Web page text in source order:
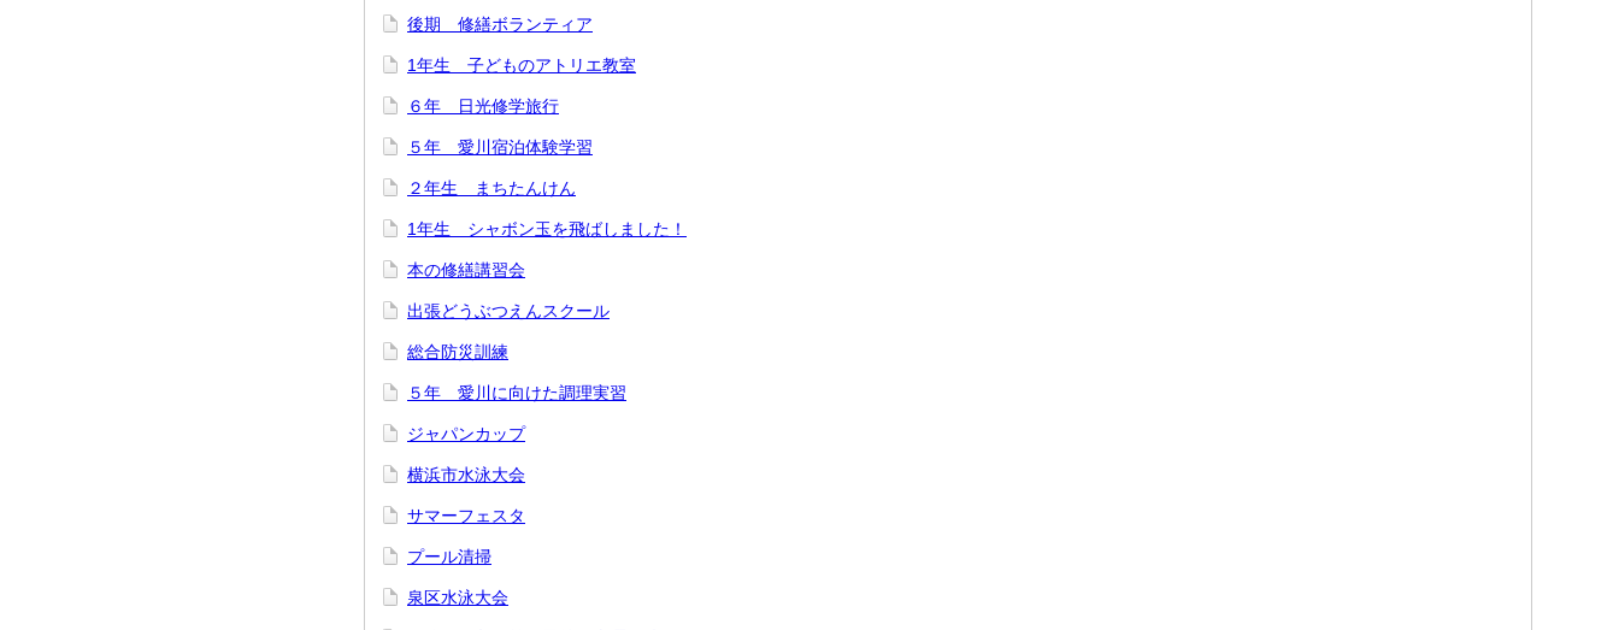
後期 修繕ボランティア
1年生 子どものアトリエ教室
６年 日光修学旅行
５年 愛川宿泊体験学習
２年生 まちたんけん
1年生 シャボン玉を飛ばしました！
本の修繕講習会
出張どうぶつえんスクール
総合防災訓練
５年 愛川に向けた調理実習
ジャパンカップ
横浜市水泳大会
サマーフェスタ
プール清掃
泉区水泳大会